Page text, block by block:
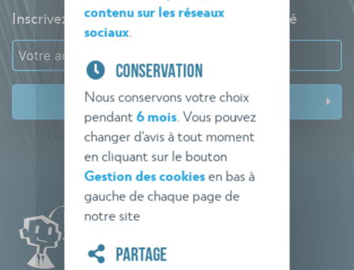
Inscrivez-vous à l'alerte pour rester informé
contenu sur les réseaux
sociaux
CONSERVATION
Nous conservons votre choix
pendant6 mois. Vous pouvez
changer d'avis à tout moment
en cliquant sur le bouton
Gestion des cookiesen bas à
gauche de chaque page de
notre site
PARTAGE